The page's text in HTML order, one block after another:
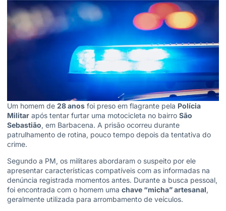
Um homem de 28 anos foi preso em flagrante pela Polícia
Militar após tentar furtar uma motocicleta no bairro São
Sebastião, em Barbacena. A prisão ocorreu durante
patrulhamento de rotina, pouco tempo depois da tentativa do
crime.
Segundo a PM, os militares abordaram o suspeito por ele
apresentar características compatíveis com as informadas na
denúncia registrada momentos antes. Durante a busca pessoal,
foi encontrada com o homem uma chave “micha” artesanal,
geralmente utilizada para arrombamento de veículos.